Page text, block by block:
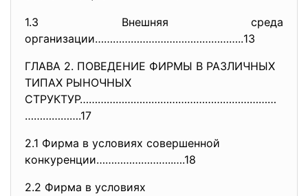
1.3 Внешняя среда
организации…………………………………………..13
ГЛАВА 2. ПОВЕДЕНИЕ ФИРМЫ В РАЗЛИЧНЫХ
ТИПАХ РЫНОЧНЫХ
СТРУКТУР…………………………………………………………
……………….17
2.1 Фирма в условиях совершенной
конкуренции……………………..….18
2.2 Фирма в условиях